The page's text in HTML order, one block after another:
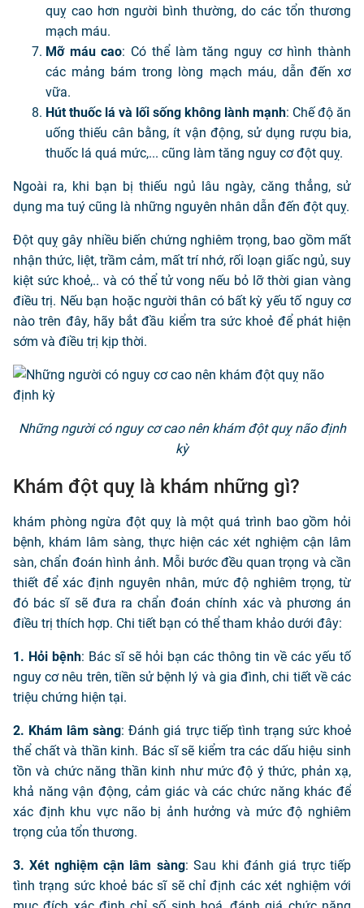
quỵ cao hơn người bình thường, do các tổn thương
mạch máu.
Mỡ máu cao: Có thể làm tăng nguy cơ hình thành
các mảng bám trong lòng mạch máu, dẫn đến xơ
vữa.
Hút thuốc lá và lối sống không lành mạnh: Chế độ ăn
uống thiếu cân bằng, ít vận động, sử dụng rượu bia,
thuốc lá quá mức,... cũng làm tăng nguy cơ đột quỵ.
Ngoài ra, khi bạn bị thiếu ngủ lâu ngày, căng thẳng, sử
dụng ma tuý cũng là những nguyên nhân dẫn đến đột quỵ.
Đột quỵ gây nhiều biến chứng nghiêm trọng, bao gồm mất
nhận thức, liệt, trầm cảm, mất trí nhớ, rối loạn giấc ngủ, suy
kiệt sức khoẻ,.. và có thể tử vong nếu bỏ lỡ thời gian vàng
điều trị. Nếu bạn hoặc người thân có bất kỳ yếu tố nguy cơ
nào trên đây, hãy bắt đầu kiểm tra sức khoẻ để phát hiện
sớm và điều trị kịp thời.
Những người có nguy cơ cao nên khám đột quỵ não định
kỳ
Khám đột quỵ là khám những gì?
khám phòng ngừa đột quỵ là một quá trình bao gồm hỏi
bệnh, khám lâm sàng, thực hiện các xét nghiệm cận lâm
sàn, chẩn đoán hình ảnh. Mỗi bước đều quan trọng và cần
thiết để xác định nguyên nhân, mức độ nghiêm trọng, từ
đó bác sĩ sẽ đưa ra chẩn đoán chính xác và phương án
điều trị thích hợp. Chi tiết bạn có thể tham khảo dưới đây:
1. Hỏi bệnh: Bác sĩ sẽ hỏi bạn các thông tin về các yếu tố
nguy cơ nêu trên, tiền sử bệnh lý và gia đình, chi tiết về các
triệu chứng hiện tại.
2. Khám lâm sàng: Đánh giá trực tiếp tình trạng sức khoẻ
thể chất và thần kinh. Bác sĩ sẽ kiểm tra các dấu hiệu sinh
tồn và chức năng thần kinh như mức độ ý thức, phản xạ,
khả năng vận động, cảm giác và các chức năng khác để
xác định khu vực não bị ảnh hưởng và mức độ nghiêm
trọng của tổn thương.
3. Xét nghiệm cận lâm sàng: Sau khi đánh giá trực tiếp
tình trạng sức khoẻ bác sĩ sẽ chỉ định các xét nghiệm với